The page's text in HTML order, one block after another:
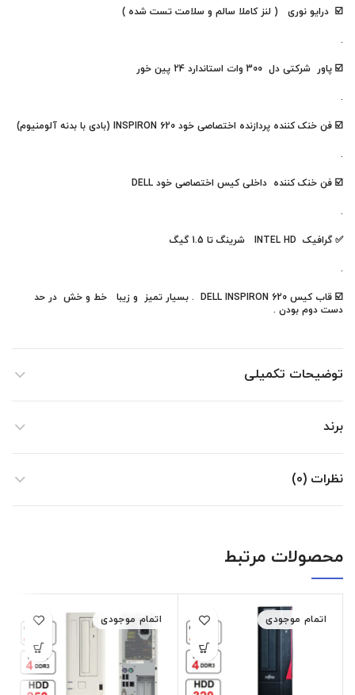
☑️ درایو نوری ( لنز کاملا سالم و سلامت تست شده )
.
☑️ پاور شرکتی دل 300 وات استاندارد 24 پین خور
.
☑️ فن خنک کننده پردازنده اختصاصی خود INSPIRON 620 (بادی با بدنه آلومنیوم)
.
☑️ فن خنک کننده داخلی کیس اختصاصی خود DELL
.
✅گرافیک INTEL HD شرینگ تا 1.5 گیگ
.
☑️ قاب کیس DELL INSPIRON 620
. بسیار تمیز و زیبا خط و خش در حد
دست دوم بودن .
توضیحات تکمیلی
برند
نظرات (0)
محصولات مرتبط
اتمام موجودی اتمام موجودی